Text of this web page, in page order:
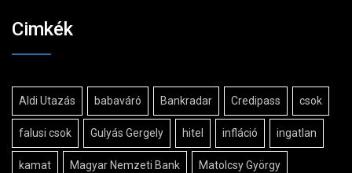
Cimkék
Aldi Utazás babaváró Bankradar Credipass csok
falusi csok Gulyás Gergely hitel infláció ingatlan
kamat Magyar Nemzeti Bank Matolcsy György